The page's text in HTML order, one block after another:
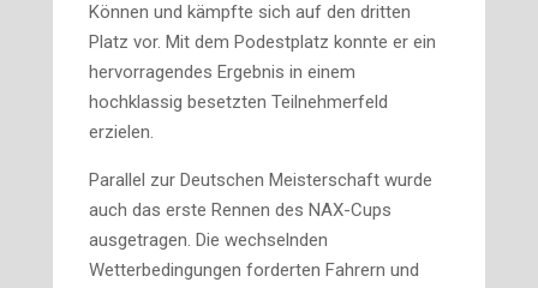
Können und kämpfte sich auf den dritten
Platz vor. Mit dem Podestplatz konnte er ein
hervorragendes Ergebnis in einem
hochklassig besetzten Teilnehmerfeld
erzielen.
Parallel zur Deutschen Meisterschaft wurde
auch das erste Rennen des NAX-Cups
ausgetragen. Die wechselnden
Wetterbedingungen forderten Fahrern und